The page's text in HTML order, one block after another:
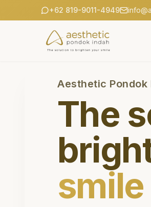
+62 819-9011-4949
Aesthetic Pondok
The
smile